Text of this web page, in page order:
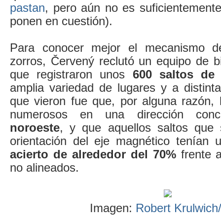
pastan, pero aún no es
ponen en cuestión).
Para conocer mejor el mecanismo
zorros, Červený reclutó un equipo de
que registraron unos 600 saltos de
amplia variedad de lugares y a
que vieron fue que, por alguna razón,
numerosos en una dirección
noroeste, y que aquellos saltos que
orientación del eje magnético tenían
acierto de alrededor del 70%frente
no alineados.
Imagen: Robert